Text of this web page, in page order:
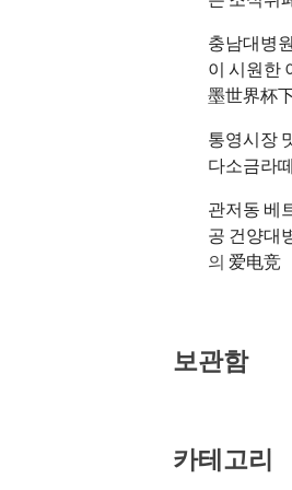
충남대병
이 시원한
墨世界杯
통영시장
다소금라
관저동 베
공 건양대
의 爱电竞
보관함
카테고리